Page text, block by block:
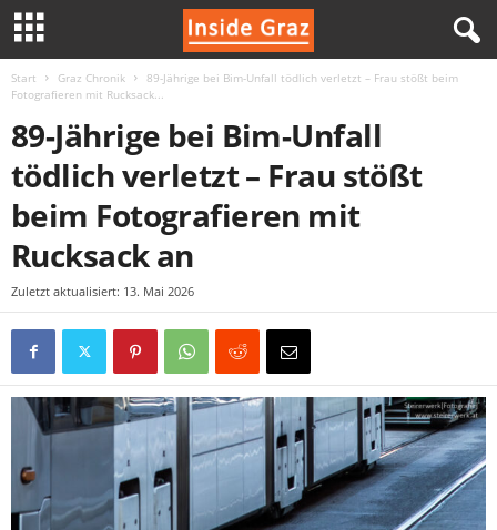
Start Graz Chronik
89-Jährige bei Bim-Unfall tödlich verletzt – Frau stößt beim
Fotografieren mit Rucksack...
89-Jährige bei Bim-Unfall
tödlich verletzt – Frau stößt
beim Fotografieren mit
Rucksack an
Zuletzt aktualisiert: 13. Mai 2026